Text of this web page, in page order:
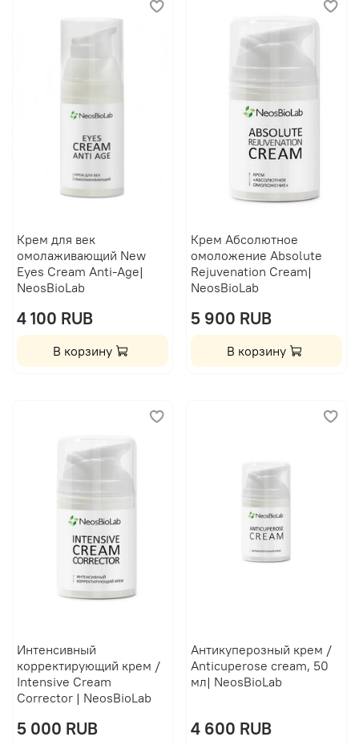
Крем для век
омолаживающий New
Eyes Cream Anti-Age|
NeosBioLab
4 100 RUB
В корзину
Крем Абсолютное
омоложение Absolute
Rejuvenation Cream|
NeosBioLab
5 900 RUB
В корзину
Интенсивный
корректирующий крем /
Intensive Cream
Corrector | NeosBioLab
5 000 RUB
Антикуперозный крем /
Anticuperose cream, 50
мл| NeosBioLab
4 600 RUB